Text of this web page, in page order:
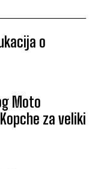
o
Moto
za veliki